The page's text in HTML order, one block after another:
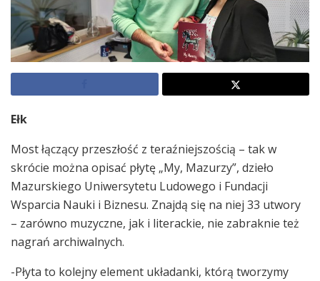
Ełk
Most łączący przeszłość z teraźniejszością – tak w
skrócie można opisać płytę „My, Mazurzy”, dzieło
Mazurskiego Uniwersytetu Ludowego i Fundacji
Wsparcia Nauki i Biznesu. Znajdą się na niej 33 utwory
– zarówno muzyczne, jak i literackie, nie zabraknie też
nagrań archiwalnych.
-Płyta to kolejny element układanki, którą tworzymy